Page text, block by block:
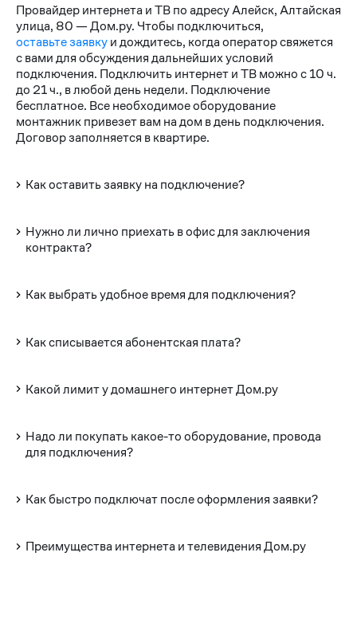
Провайдер интернета и ТВ по адресу Алейск, Алтайская
улица, 80 — Дом.ру. Чтобы подключиться,
оставьте заявкуи дождитесь, когда оператор свяжется
с вами для обсуждения дальнейших условий
подключения. Подключить интернет и ТВ можно с 10 ч.
до 21 ч., в любой день недели. Подключение
бесплатное. Все необходимое оборудование
монтажник привезет вам на дом в день подключения.
Договор заполняется в квартире.
Как оставить заявку на подключение?
Нужно ли лично приехать в офис для заключения
контракта?
Как выбрать удобное время для подключения?
Как списывается абонентская плата?
Какой лимит у домашнего интернет Дом.ру
Надо ли покупать какое-то оборудование, провода
для подключения?
Как быстро подключат после оформления заявки?
Преимущества интернета и телевидения Дом.ру